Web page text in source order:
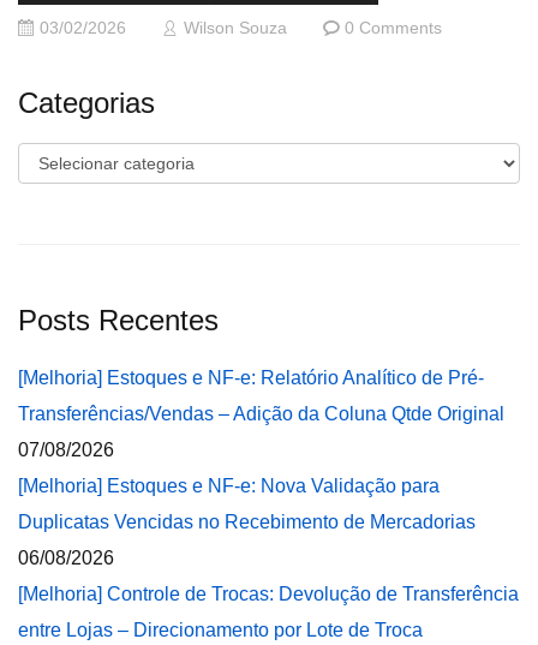
03/02/2026 Wilson Souza 0 Comments
Categorias
Categorias
Posts Recentes
[Melhoria] Estoques e NF-e: Relatório Analítico de Pré-
Transferências/Vendas – Adição da Coluna Qtde Original
07/08/2026
[Melhoria] Estoques e NF-e: Nova Validação para
Duplicatas Vencidas no Recebimento de Mercadorias
06/08/2026
[Melhoria] Controle de Trocas: Devolução de Transferência
entre Lojas – Direcionamento por Lote de Troca